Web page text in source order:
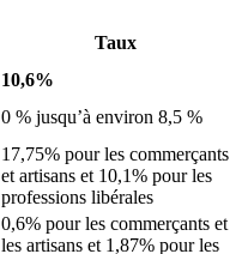
Taux
10,6%
0 % jusqu’à environ 8,5 %
17,75% pour les commerçants
et artisans et 10,1% pour les
professions libérales
0,6% pour les commerçants et
les artisans et 1,87% pour les